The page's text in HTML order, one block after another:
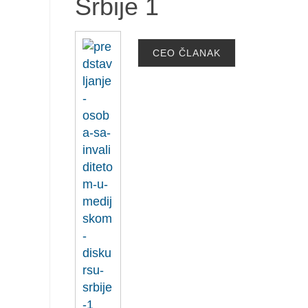
Srbije 1
CEO ČLANAK